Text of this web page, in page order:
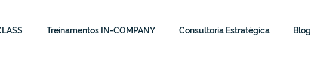
Treinamentos IN-COMPANY Consultoria Estratégica Blog